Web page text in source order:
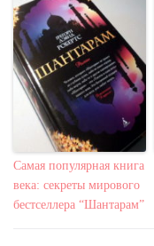
Самая популярная книга
века: секреты мирового
бестселлера “Шантарам”